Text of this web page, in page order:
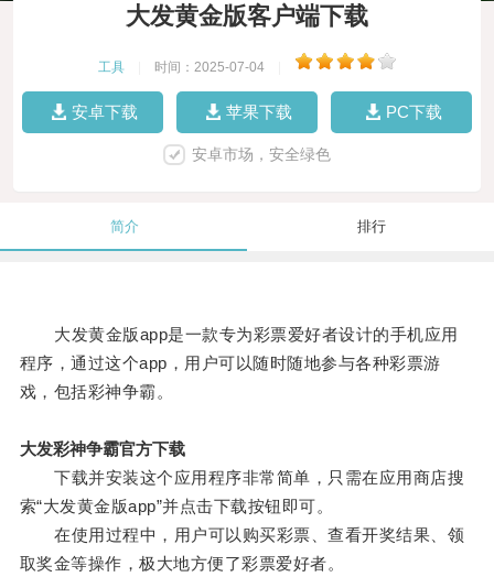
大发黄金版客户端下载
工具 时间：2025-07-04
安卓下载 苹果下载 PC下载
安卓市场，安全绿色
简介 排行
大发黄金版app是一款专为彩票爱好者设计的手机应用
程序，通过这个app，用户可以随时随地参与各种彩票游
戏，包括彩神争霸。
大发彩神争霸官方下载
下载并安装这个应用程序非常简单，只需在应用商店搜
索“大发黄金版app”并点击下载按钮即可。
在使用过程中，用户可以购买彩票、查看开奖结果、领
取奖金等操作，极大地方便了彩票爱好者。